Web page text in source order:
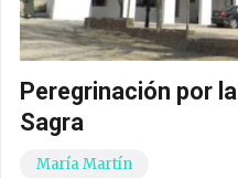
Peregrinación por
Sagra
María Martín